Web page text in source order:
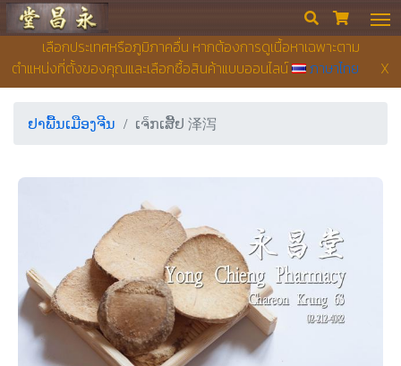
เลือกประเทศหรือภูมิภาคอื่น หากต้องการดูเนื้อหาเฉพาะตาม
ตำแหน่งที่ตั้งของคุณและเลือกซื้อสินค้าแบบออนไลน์
ภาษาไทย X
ຮ້ານຂາຍຢາ ຢງເຊີຍງຕຶ໊ງ  
ຢາພື້ນເມືອງຈີນ ເຈ็ກເສີັຢ 泽泻